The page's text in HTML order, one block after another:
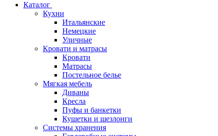
Каталог
Кухни
Итальянские
Немецкие
Уличные
Кровати и матрасы
Кровати
Матрасы
Постельное белье
Мягкая мебель
Диваны
Кресла
Пуфы и банкетки
Кушетки и шезлонги
Системы хранения